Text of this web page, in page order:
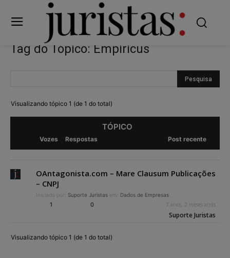
Tag do Tópico: Empiricus
Visualizando tópico 1 (de 1 do total)
TÓPICO
Vozes Respostas Post recente
OAntagonista.com – Mare Clausum Publicações
– CNPJ
Iniciado por: Suporte Juristas em: Dados de Empresas
1 0 7 anos, 2 meses atrás
Suporte Juristas
Visualizando tópico 1 (de 1 do total)